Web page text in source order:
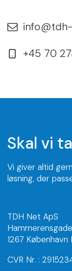
+45 70
Skal vi
Vi giver altid
løsning, der
TDH Net ApS
Hammerensgade
1267 København
CVR Nr. :